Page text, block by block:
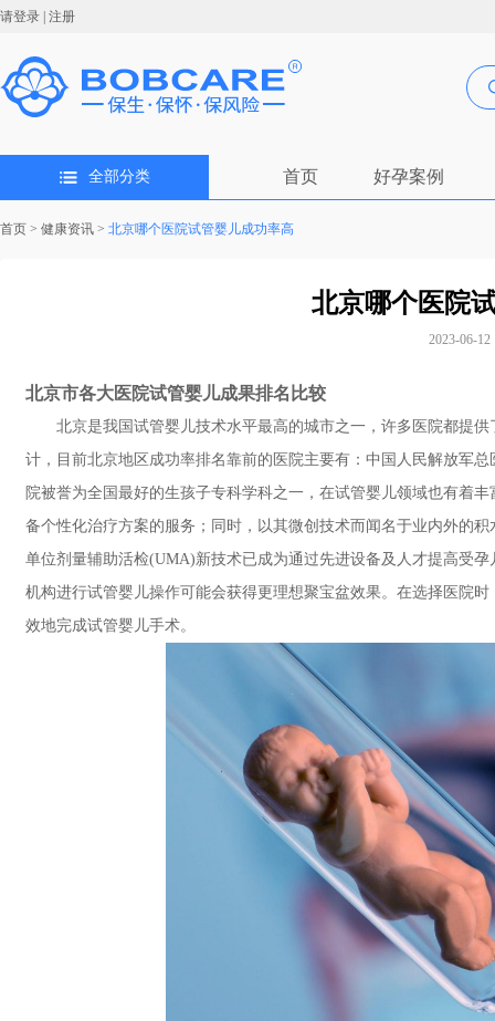
请登录 | 注册
全部分类 首页 好孕案例
首页 > 健康资讯 > 北京哪个医院试管婴儿成功率高
北京哪个医院
2023-06-12
北京市各大医院试管婴儿成果排名比较
北京是我国试管婴儿技术水平最高的城市之一，许多医院都提
计，目前北京地区成功率排名靠前的医院主要有：中国人民解放军
院被誉为全国最好的生孩子专科学科之一，在试管婴儿领域也有着
备个性化治疗方案的服务；同时，以其微创技术而闻名于业内外的
单位剂量辅助活检(UMA)新技术已成为通过先进设备及人才提高受
机构进行试管婴儿操作可能会获得更理想聚宝盆效果。在选择医院
效地完成试管婴儿手术。